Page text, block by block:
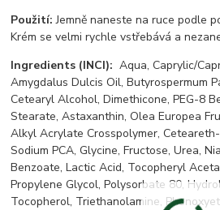
Použití:Jemně naneste na ruce podle
Krém se velmi rychle vstřebává a
Ingredients (INCI):Aqua, Caprylic/
Amygdalus Dulcis Oil, Butyrospermum
Cetearyl Alcohol, Dimethicone, PEG-8
Stearate, Astaxanthin, Olea Europea
Alkyl Acrylate Crosspolymer,
Sodium PCA, Glycine, Fructose, Urea,
Benzoate, Lactic Acid, Tocopheryl
Propylene Glycol, Polysorbate 80,
Tocopherol, Triethanolamine,